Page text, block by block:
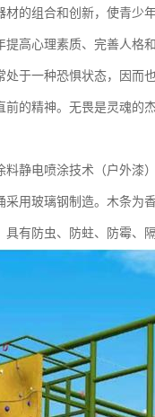
材的组合和创新，使青少
高心理素质、完善人格
于一种恐惧状态，因而
的精神。无畏是灵魂的
静电喷涂技术（户外漆
用玻璃钢制造。木条为
有防虫、防蛀、防霉、